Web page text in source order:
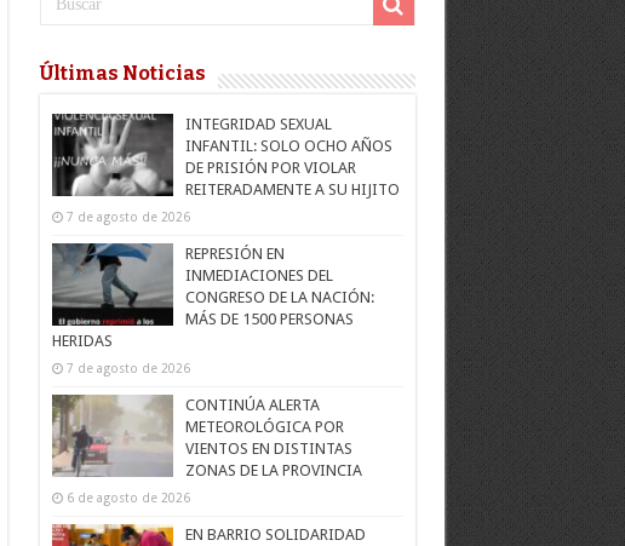
Últimas Noticias
INTEGRIDAD SEXUAL
INFANTIL: SOLO OCHO AÑOS
DE PRISIÓN POR VIOLAR
REITERADAMENTE A SU HIJITO
7 de agosto de 2026
REPRESIÓN EN
INMEDIACIONES DEL
CONGRESO DE LA NACIÓN:
MÁS DE 1500 PERSONAS
HERIDAS
7 de agosto de 2026
CONTINÚA ALERTA
METEOROLÓGICA POR
VIENTOS EN DISTINTAS
ZONAS DE LA PROVINCIA
6 de agosto de 2026
EN BARRIO SOLIDARIDAD